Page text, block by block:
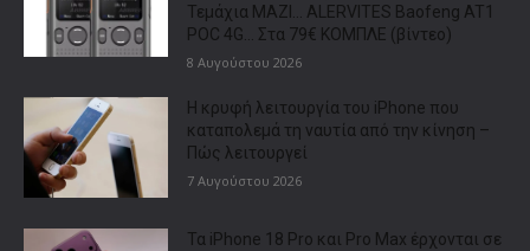
Τεμάχια ΜΑΖΙ… ALERVITES Baofeng AT1
POC 4G… Στα 79€ ΚΟΜΠΛΕ (βίντεο)
8 Αυγούστου 2026
Η κρυφή λειτουργία του iPhone που
καταπολεμά τη ναυτία από την κίνηση –
Πώς λειτουργεί
7 Αυγούστου 2026
Τα iPhone 18 Pro και Pro Max έρχονται σε